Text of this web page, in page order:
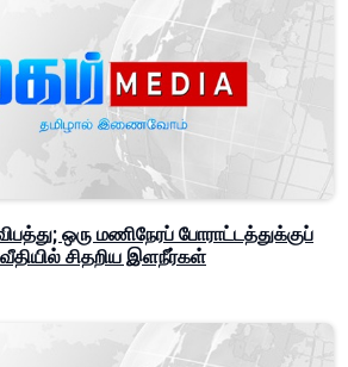
ஒரு மணிநேரப் போராட்டத்துக்குப்
சிதறிய இளநீர்கள்